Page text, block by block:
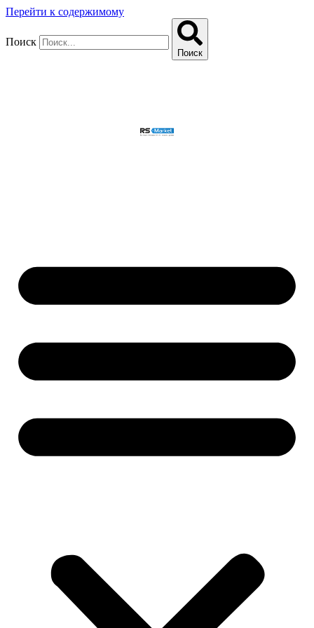
Перейти к содержимому
Поиск
Поиск